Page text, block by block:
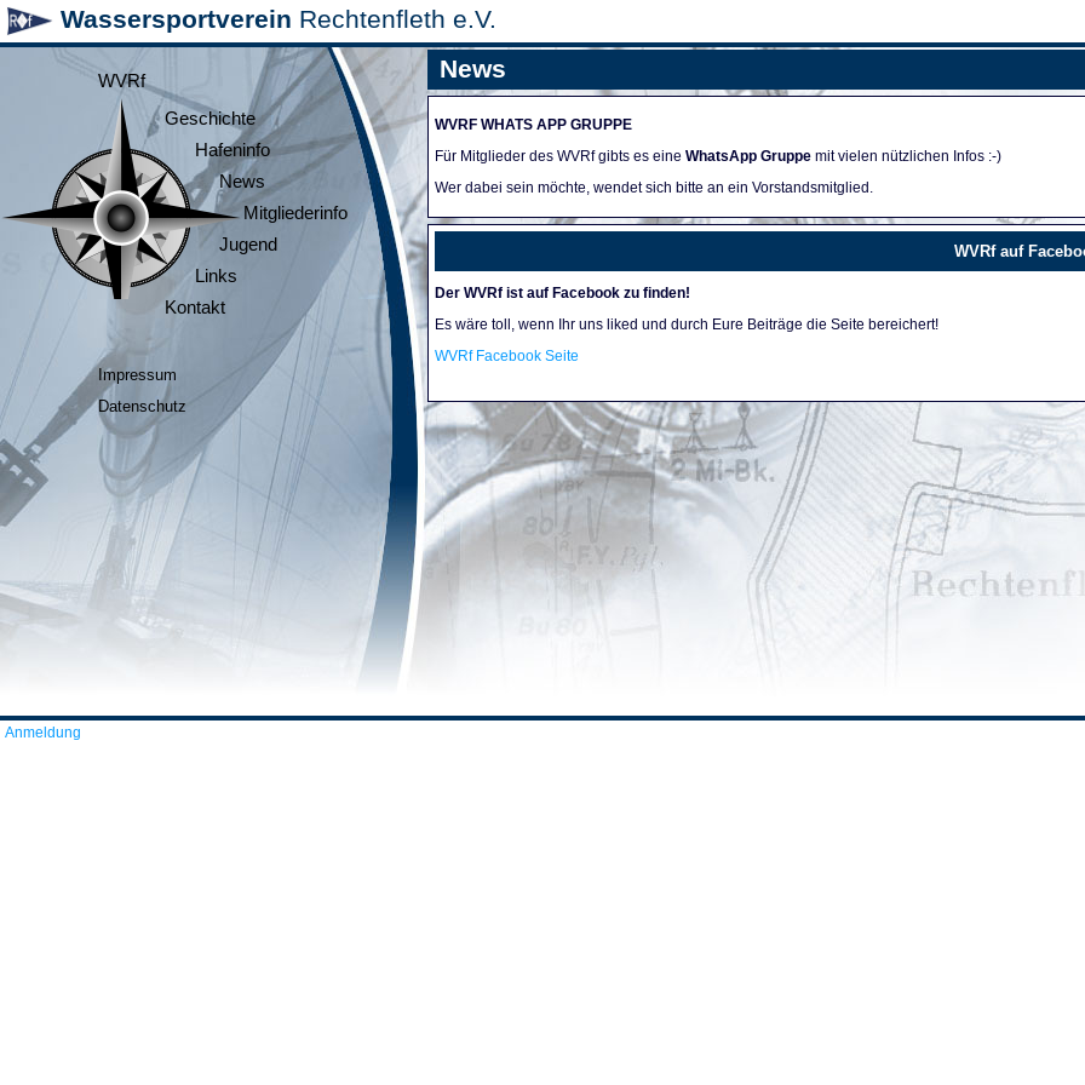
Wassersportverein Rechtenfleth e.V.
WVRf
Geschichte
Hafeninfo
News
Mitgliederinfo
Jugend
Links
Kontakt
Impressum
Datenschutz
News
WVRF WHATS APP GRUPPE
Für Mitglieder des WVRf gibts es eine WhatsApp Gruppe mit vielen nützlichen Infos :-)
Wer dabei sein möchte, wendet sich bitte an ein Vorstandsmitglied.
WVRf auf
Der WVRf ist auf Facebook zu finden!
Es wäre toll, wenn Ihr uns liked und durch Eure Beiträge die Seite bereichert!
WVRf Facebook Seite
Anmeldung